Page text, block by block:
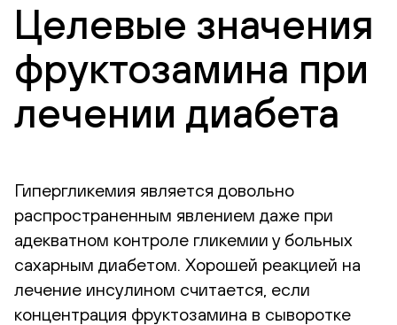
Целевые значения
фруктозамина при
лечении диабета
Гипергликемия является довольно
распространенным явлением даже при
адекватном контроле гликемии у больных
сахарным диабетом. Хорошей реакцией на
лечение инсулином считается, если
концентрация фруктозамина в сыворотке